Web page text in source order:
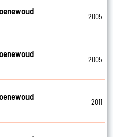
2005
2005
2011